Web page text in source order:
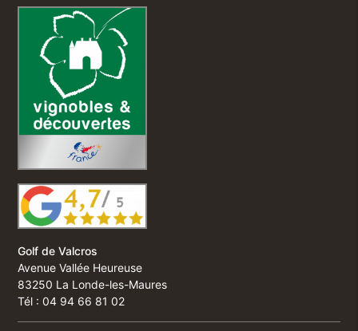
Golf de Valcros
Avenue Vallée Heureuse
83250 La Londe-les-Maures
Tél : 04 94 66 81 02